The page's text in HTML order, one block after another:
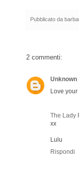
Pubblicato da
2 commenti:
Unknown
Love your
The Lady
xx
Lulu
Rispondi